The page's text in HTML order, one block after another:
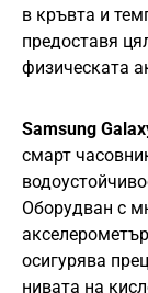
в кръвта и
предоставя
физическата
Samsung
смарт
Оборудван с
осигурява
нивата на